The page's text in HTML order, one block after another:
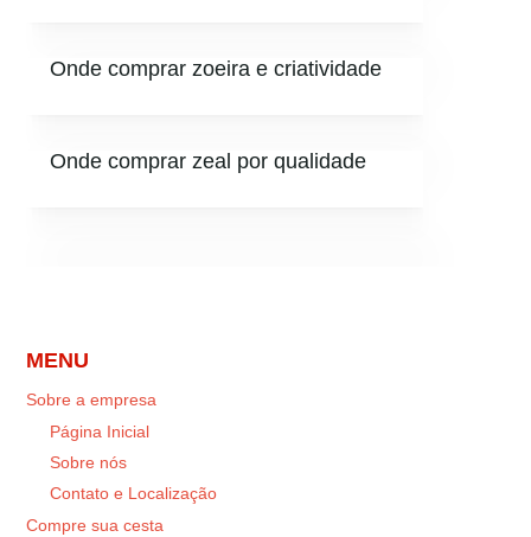
Onde comprar zoeira e criatividade
Onde comprar zeal por qualidade
MENU
Sobre a empresa
Página Inicial
Sobre nós
Contato e Localização
Compre sua cesta